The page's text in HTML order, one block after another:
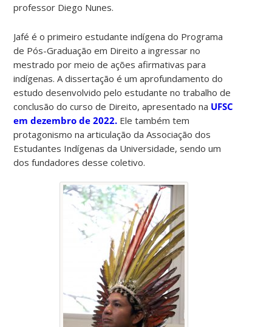
professor Diego Nunes.
Jafé é o primeiro estudante indígena do Programa
de Pós-Graduação em Direito a ingressar no
mestrado por meio de ações afirmativas para
indígenas. A dissertação é um aprofundamento do
estudo desenvolvido pelo estudante no trabalho de
conclusão do curso de Direito, apresentado na UFSC
em dezembro de 2022. Ele também tem
protagonismo na articulação da Associação dos
Estudantes Indígenas da Universidade, sendo um
dos fundadores desse coletivo.